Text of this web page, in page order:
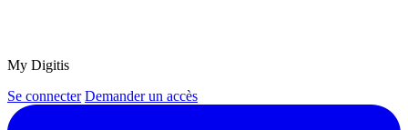
My Digitis
Se connecter Demander un accès